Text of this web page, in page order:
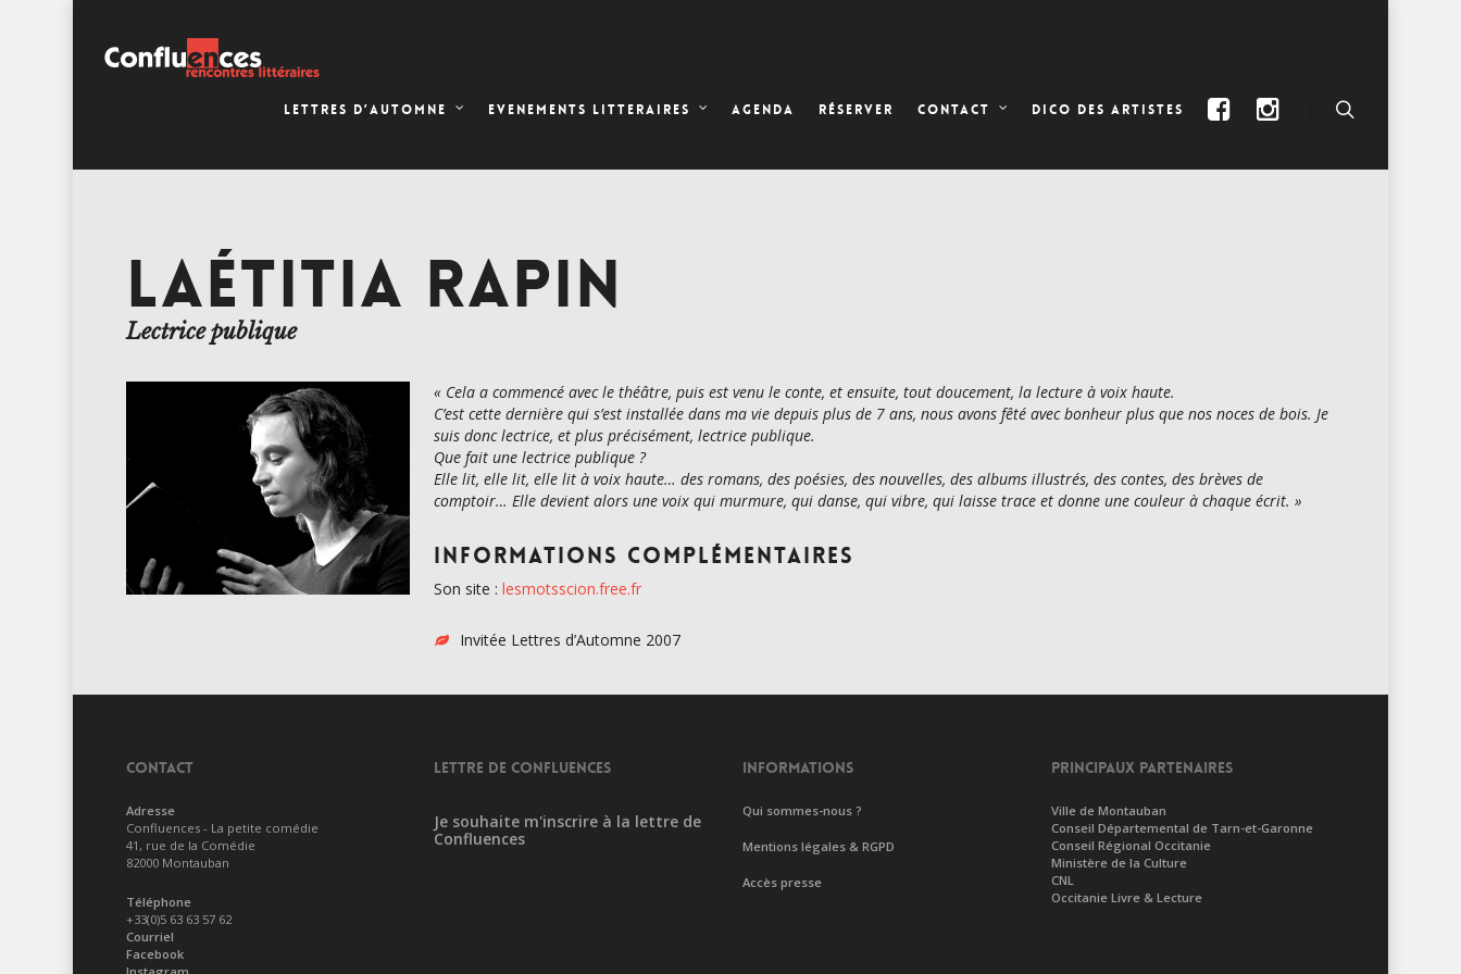
LETTRES D’AUTOMNE EVENEMENTS LITTERAIRES AGENDA RÉSERVER CONTACT DICO DES ARTISTES
LAÉTITIA RAPIN
Lectrice publique
« Cela a commencé avec le théâtre, puis est venu le conte, et ensuite, tout doucement, la lecture à voix haute.
C’est cette dernière qui s’est installée dans ma vie depuis plus de 7 ans, nous avons fêté avec bonheur plus que nos noces de bois. Je
suis donc lectrice, et plus précisément, lectrice publique.
Que fait une lectrice publique ?
Elle lit, elle lit, elle lit à voix haute… des romans, des poésies, des nouvelles, des albums illustrés, des contes, des brèves de
comptoir… Elle devient alors une voix qui murmure, qui danse, qui vibre, qui laisse trace et donne une couleur à chaque écrit. »
Informations complémentaires
Son site :lesmotsscion.free.fr
Invitée Lettres d’Automne 2007
CONTACT
Adresse
Confluences - La petite comédie
41, rue de la Comédie
82000 Montauban
Téléphone
+33(0)5 63 63 57 62
Courriel
Facebook
LETTRE DE CONFLUENCES
Je souhaite m'inscrire à la lettre de
Confluences
INFORMATIONS
Qui sommes-nous ?
Mentions légales & RGPD
Accès presse
PRINCIPAUX PARTENAIRES
Ville de Montauban
Conseil Départemental de Tarn-et-Garonne
Conseil Régional Occitanie
Ministère de la Culture
CNL
Occitanie Livre & Lecture